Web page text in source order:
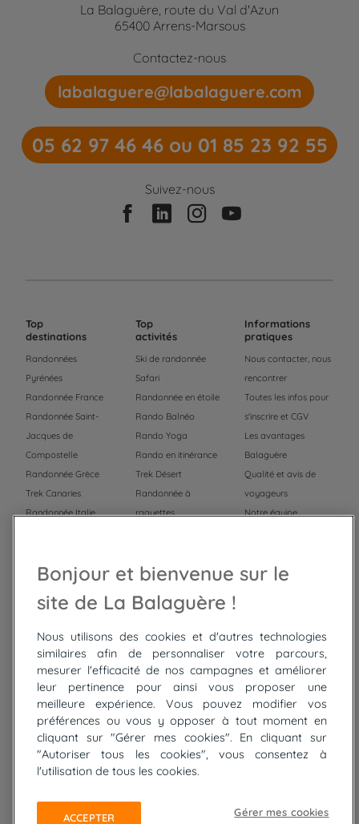
La Balaguère, route du Val d'Azun
65400 Arrens-Marsous
Contactez-nous
labalaguere@labalaguere.com
05 62 97 46 46 ou 01 85 23 92 55
Suivez-nous
Top
destinations
Randonnées
Pyrénées
Randonnée France
Randonnée Saint-
Jacques de
Compostelle
Randonnée Grèce
Trek Canaries
Randonnée Italie
Trek Mauritanie
Top
activités
Ski de randonnée
Safari
Randonnée en étoile
Rando Balnéo
Rando Yoga
Rando en itinérance
Trek Désert
Randonnée à
raquettes
Trek
Informations
pratiques
Nous contacter, nous
rencontrer
Toutes les infos pour
s'inscrire et CGV
Les avantages
Balaguère
Qualité et avis de
voyageurs
Notre équipe
Top
circuits
Tour du lac de Constance à vélo
Cyclades : Amorgos et Naxos
Randonnée aux Bardenas Reales
De Collioure à Cadaquès à pied
Découverte des trésors de Madère
Rando Réunion en douceur
Trek sur Tenerife
Bonjour et bienvenue sur le
site de La Balaguère !
Nous utilisons des cookies et d'autres technologies
similaires afin de personnaliser votre parcours,
mesurer l'efficacité de nos campagnes et améliorer
leur pertinence pour ainsi vous proposer une
meilleure expérience. Vous pouvez modifier vos
préférences ou vous y opposer à tout moment en
cliquant sur "Gérer mes cookies". En cliquant sur
"Autoriser tous les cookies", vous consentez à
l'utilisation de tous les cookies.
Gérer mes cookies
ACCEPTER